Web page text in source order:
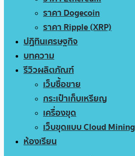
ราคา Dogecoin
ราคา Ripple (XRP)
ปฏิทินเศรษฐกิจ
บทความ
รีวิวผลิตภัณฑ์
เว็บซื้อขาย
กระเป๋าเก็บเหรียญ
เครื่องขุด
เว็บขุดแบบ Cloud Mining
ห้องเรียน